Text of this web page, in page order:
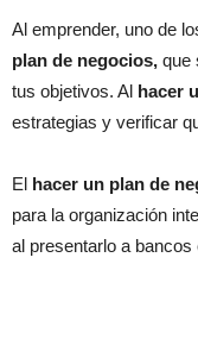
Al emprender, uno de
plan de negocios, que
tus objetivos. Al hacer
estrategias y verificar
El hacer un plan de
para la organización
al presentarlo a